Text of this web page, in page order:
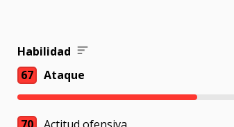
Habilidad
67
Ataque